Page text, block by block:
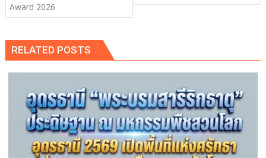
Award 2026
RELATED POSTS